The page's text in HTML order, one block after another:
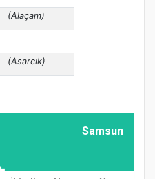
Samsun